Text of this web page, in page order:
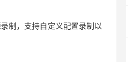
制，支持自定义配置录制以